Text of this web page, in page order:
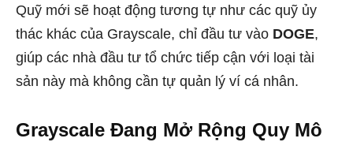
Quỹ mới sẽ hoạt động tương tự như các quỹ ủy
thác khác của Grayscale, chỉ đầu tư vào DOGE,
giúp các nhà đầu tư tổ chức tiếp cận với loại tài
sản này mà không cần tự quản lý ví cá nhân.
Grayscale Đang Mở Rộng Quy Mô